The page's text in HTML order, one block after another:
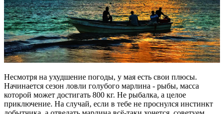
Несмотря на ухудшение погоды, у мая есть свои плюсы.
Начинается сезон ловли голубого марлина - рыбы, масса
которой может достигать 800 кг. Не рыбалка, а целое
приключение. На случай, если в тебе не проснулся инстинкт